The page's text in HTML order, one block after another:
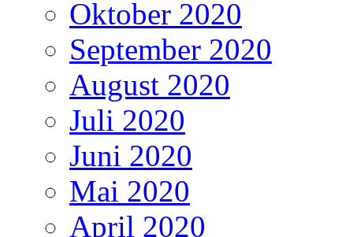
Oktober 2020
September 2020
August 2020
Juli 2020
Juni 2020
Mai 2020
April 2020